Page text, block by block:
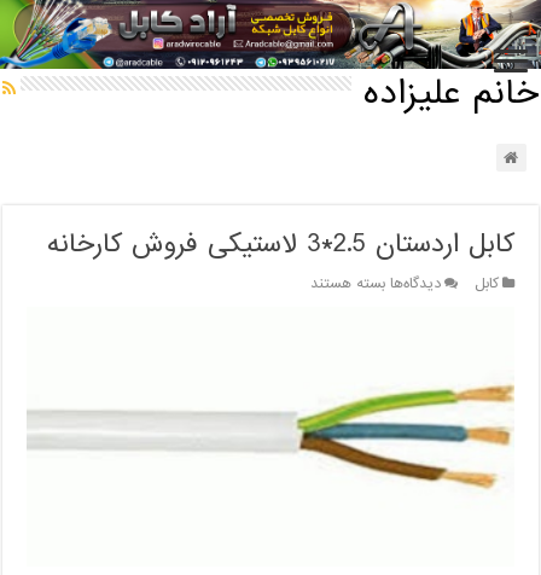
خانه / خانم علیزاده
خانم علیزاده
کابل اردستان 2.5*3 لاستیکی فروش کارخانه
کابل دیدگاه‌هابرای
فروش
کارخانه
بسته هستند